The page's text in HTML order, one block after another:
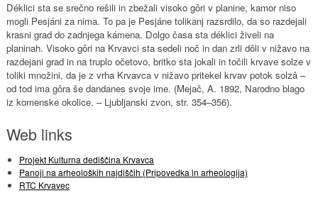
Déklici sta se srečno rešili in zbežali visoko gôri v planine, kamor niso
mogli Pesjáni za nima. To pa je Pesjáne tolikanj razsrdilo, da so razdejali
krasni grad do zadnjega kámena. Dolgo časa sta déklici živeli na
planinah. Visoko gôri na Krvavci sta sedeli noč in dan zrli dôli v nižavo na
razdejani grad in na truplo očetovo, britko sta jokali in točili krvave solze v
toliki množini, da je z vrha Krvavca v nižavo pritekel krvav potok solzâ –
od tod ima gôra še dandanes svoje ime. (Mejač, A. 1892, Narodno blago
iz komenske okolice. – Ljubljanski zvon, str. 354–356).
Web links
Projekt Kulturna dediščina Krvavca
Panoji na arheoloških najdiščih (Pripovedka in arheologija)
RTC Krvavec